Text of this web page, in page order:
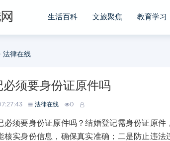
生活百科 文旅聚焦 教育学习
法律在线
必须要身份证原件吗
法律在线 0
要身份证原件吗？结婚登记需身份证原件
核实身份信息，确保真实准确；二是防止违